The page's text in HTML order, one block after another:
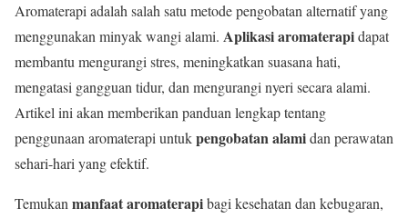
Aromaterapi adalah salah satu metode pengobatan alternatif yang
menggunakan minyak wangi alami. Aplikasi aromaterapidapat
membantu mengurangi stres, meningkatkan suasana hati,
mengatasi gangguan tidur, dan mengurangi nyeri secara alami.
Artikel ini akan memberikan panduan lengkap tentang
penggunaan aromaterapi untukpengobatan alamidan perawatan
sehari-hari yang efektif.
Temukan manfaat aromaterapibagi kesehatan dan kebugaran,